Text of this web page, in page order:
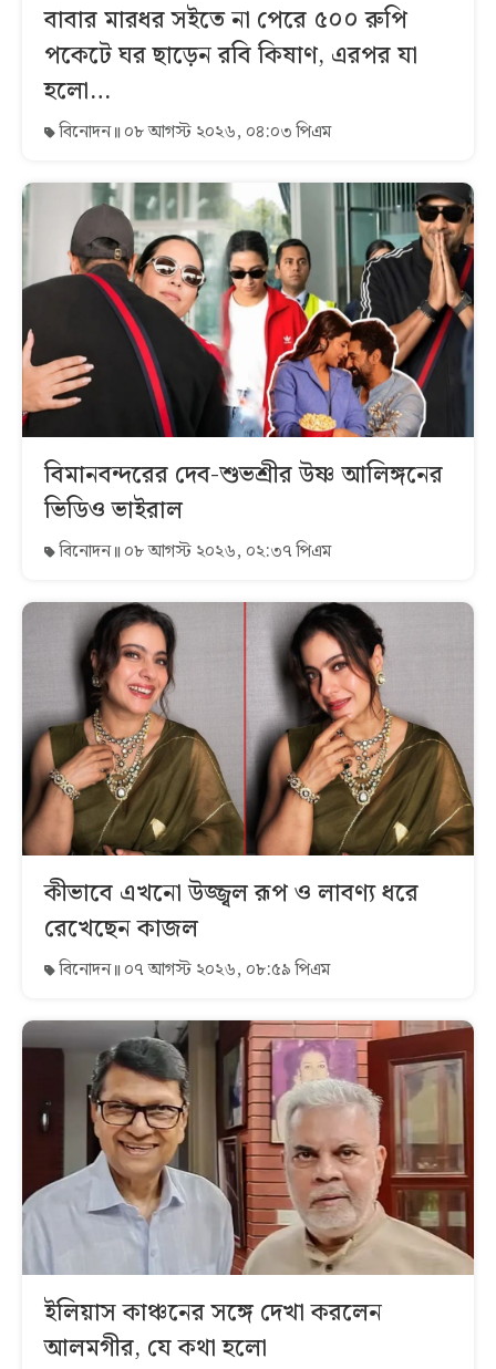
বাবার মারধর সইতে না পেরে ৫০০ রুপি
পকেটে ঘর ছাড়েন রবি কিষাণ, এরপর যা
হলো…
বিনোদন ০৮ আগস্ট ২০২৬, ০৪:০৩ পিএম
বিমানবন্দরের দেব-শুভশ্রীর উষ্ণ আলিঙ্গনের
ভিডিও ভাইরাল
বিনোদন ০৮ আগস্ট ২০২৬, ০২:৩৭ পিএম
কীভাবে এখনো উজ্জ্বল রূপ ও লাবণ্য ধরে
রেখেছেন কাজল
বিনোদন ০৭ আগস্ট ২০২৬, ০৮:৫৯ পিএম
ইলিয়াস কাঞ্চনের সঙ্গে দেখা করলেন
আলমগীর, যে কথা হলো